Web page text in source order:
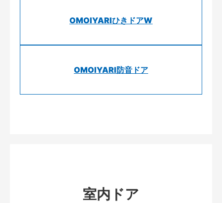
OMOIYARIひきドアW
OMOIYARI防音ドア
室内ドア